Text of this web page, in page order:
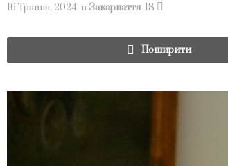
16 Травня, 2024 в Закарпаття 18
Поширити